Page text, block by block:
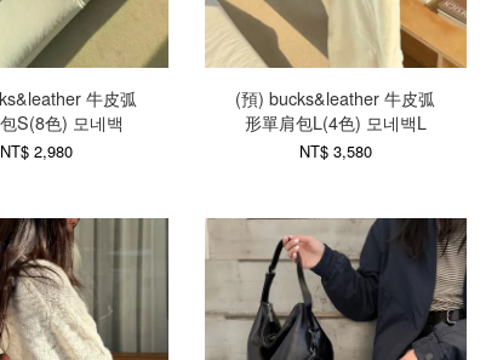
牛皮弧
S(8色) 모네백
NT$ 2,980
(預) bucks&leather 牛皮弧
形單肩包L(4色) 모네백L
NT$ 3,580